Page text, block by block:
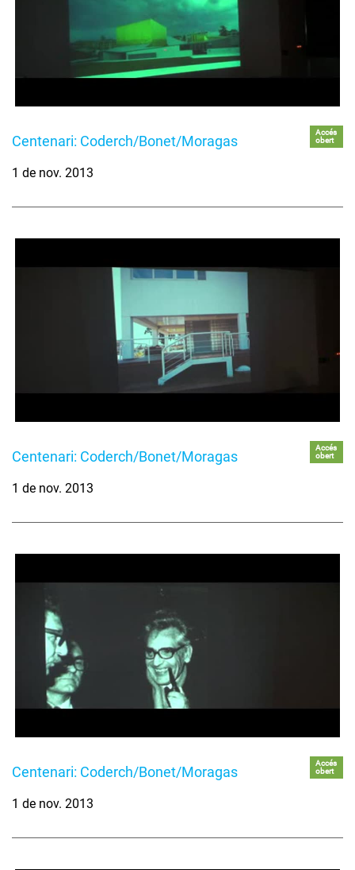
Centenari: Coderch/Bonet/Moragas
Accés
obert
1 de nov. 2013
Centenari: Coderch/Bonet/Moragas
Accés
obert
1 de nov. 2013
Centenari: Coderch/Bonet/Moragas
Accés
obert
1 de nov. 2013